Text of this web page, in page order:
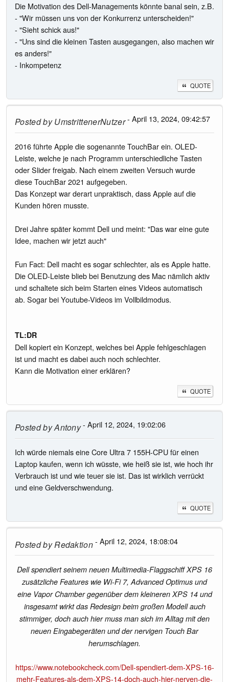
Die Motivation des Dell-Managements könnte banal sein, z.B.
- "Wir müssen uns von der Konkurrenz unterscheiden!"
- "Sieht schick aus!"
- "Uns sind die kleinen Tasten ausgegangen, also machen wir
es anders!"
- Inkompetenz
QUOTE
Posted byUmstrittenerNutzer- April 13, 2024, 09:42:57
2016 führte Apple die sogenannte TouchBar ein. OLED-
Leiste, welche je nach Programm unterschiedliche Tasten
oder Slider freigab. Nach einem zweiten Versuch wurde
diese TouchBar 2021 aufgegeben.
Das Konzept war derart unpraktisch, dass Apple auf die
Kunden hören musste.
Drei Jahre später kommt Dell und meint: "Das war eine gute
Idee, machen wir jetzt auch"
Fun Fact: Dell macht es sogar schlechter, als es Apple hatte.
Die OLED-Leiste blieb bei Benutzung des Mac nämlich aktiv
und schaltete sich beim Starten eines Videos automatisch
ab. Sogar bei Youtube-Videos im Vollbildmodus.
TL:DR
Dell kopiert ein Konzept, welches bei Apple fehlgeschlagen
ist und macht es dabei auch noch schlechter.
Kann die Motivation einer erklären?
QUOTE
Posted byAntony- April 12, 2024, 19:02:06
Ich würde niemals eine Core Ultra 7 155H-CPU für einen
Laptop kaufen, wenn ich wüsste, wie heiß sie ist, wie hoch ihr
Verbrauch ist und wie teuer sie ist. Das ist wirklich verrückt
und eine Geldverschwendung.
QUOTE
Posted byRedaktion- April 12, 2024, 18:08:04
Dell spendiert seinem neuen Multimedia-Flaggschiff XPS 16
zusätzliche Features wie Wi-Fi 7, Advanced Optimus und
eine Vapor Chamber gegenüber dem kleineren XPS 14 und
insgesamt wirkt das Redesign beim großen Modell auch
stimmiger, doch auch hier muss man sich im Alltag mit den
neuen Eingabegeräten und der nervigen Touch Bar
herumschlagen.
https://www.notebookcheck.com/Dell-spendiert-dem-XPS-16-
mehr-Features-als-dem-XPS-14-doch-auch-hier-nerven-die-